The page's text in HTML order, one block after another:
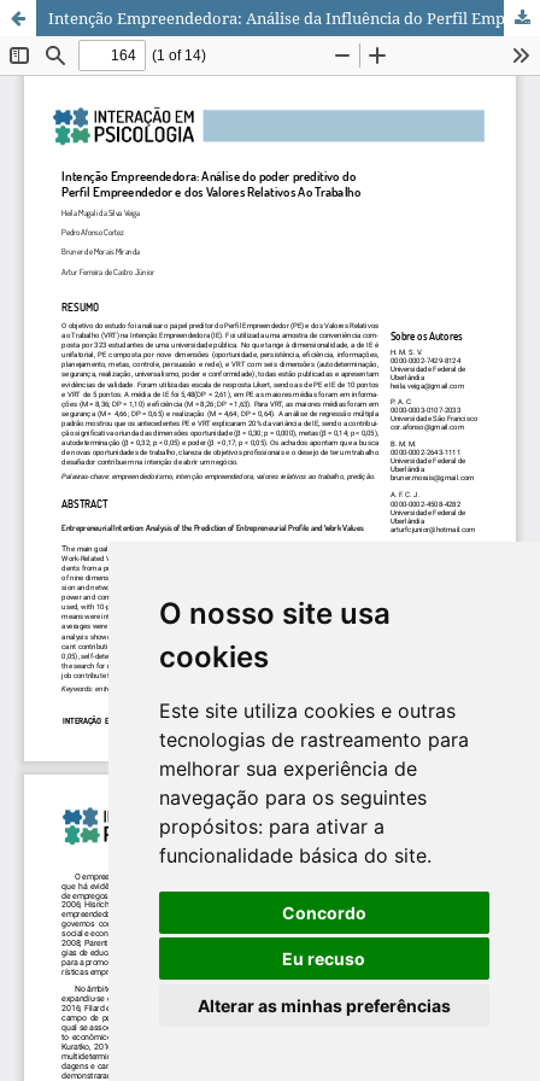
O nosso site usa
cookies
Este site utiliza cookies e outras
tecnologias de rastreamento para
melhorar sua experiência de
navegação para os seguintes
propósitos: para ativar a
funcionalidade básica do site.
Concordo
Eu recuso
Alterar as minhas preferências
Intenção Empreendedora: Análise da Influência do Perfil Empreendedor e dos Valores Relativos Ao Trabalho